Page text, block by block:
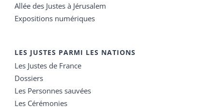
Allée des Justes à Jérusalem
Expositions numériques
LES JUSTES PARMI LES NATIONS
Les Justes de France
Dossiers
Les Personnes sauvées
Les Cérémonies